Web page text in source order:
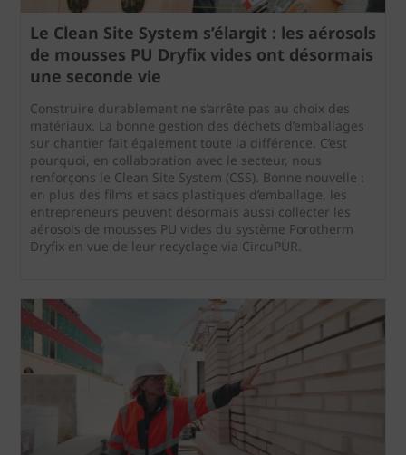
Le Clean Site System s’élargit : les aérosols
de mousses PU Dryfix vides ont désormais
une seconde vie
Construire durablement ne s’arrête pas au choix des
matériaux. La bonne gestion des déchets d’emballages
sur chantier fait également toute la différence. C’est
pourquoi, en collaboration avec le secteur, nous
renforçons le Clean Site System (CSS). Bonne nouvelle :
en plus des films et sacs plastiques d’emballage, les
entrepreneurs peuvent désormais aussi collecter les
aérosols de mousses PU vides du système Porotherm
Dryfix en vue de leur recyclage via CircuPUR.